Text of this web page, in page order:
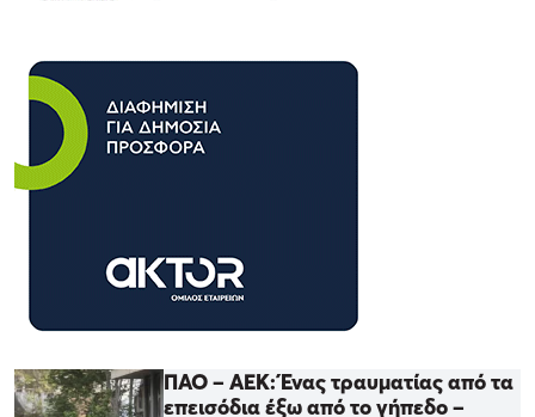
ΠΑΟ – ΑΕΚ: Ένας τραυματίας από τα
επεισόδια έξω από το γήπεδο –